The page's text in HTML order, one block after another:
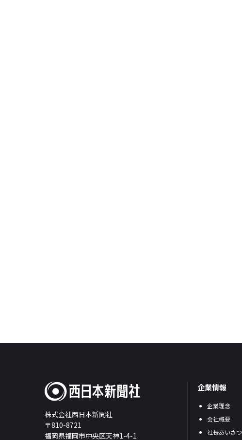
株式会社西日本新聞社
〒810-8721
福岡県福岡市中央区天神1-4-1
企業情報
企業理念
会社概要
社長あいさつ